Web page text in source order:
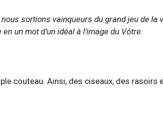
sortions vainqueurs du grand jeu de la
un mot d’un idéal à l’image du Vôtre.
couteau. Ainsi, des ciseaux, des rasoirs